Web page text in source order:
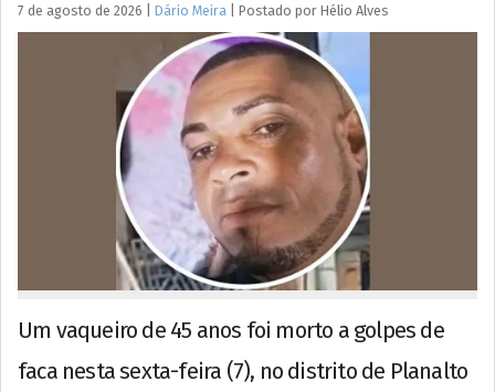
7 de agosto de 2026 Dário Meira Postado por Hélio Alves
Um vaqueiro de 45 anos foi morto a golpes de
faca nesta sexta-feira (7), no distrito de Planalto